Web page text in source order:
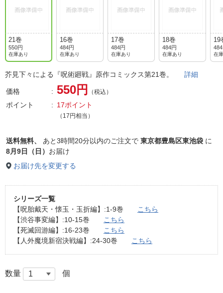
21巻
550円
在庫あり
16巻
484円
在庫あり
17巻
484円
在庫あり
18巻
484円
在庫あり
19
在
芥見下々による『呪術廻戦』原作コミックス第21巻。 詳細
価格 550円 （税込）
ポイント 17ポイント
（17円相当）
送料無料、 あと3時間20分以内のご注文で 東京都豊島区東池袋 に
8月9日（日） お届け
お届け先を変更する
シリーズ一覧
【呪胎戴天・懐玉・玉折編】:1-9巻
こちら
【渋谷事変編】:10-15巻
こちら
【死滅回游編】:16-23巻
こちら
【人外魔境新宿決戦編】:24-30巻
こちら
数量 個